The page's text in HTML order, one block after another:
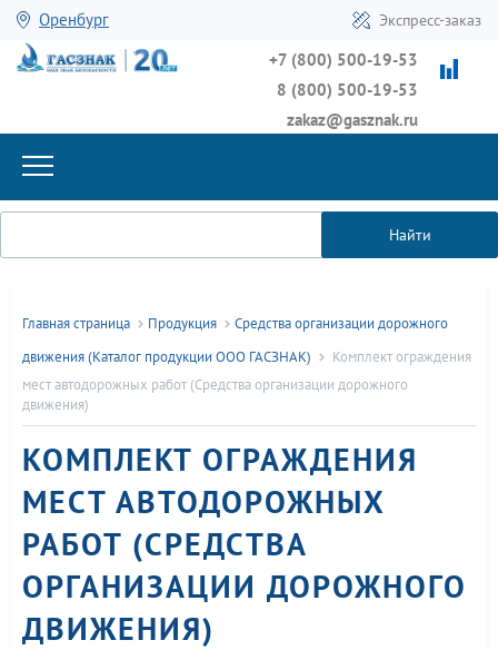
Оренбург Экспресс-заказ
+7 (800) 500-19-53
8 (800) 500-19-53
zakaz@gasznak.ru
Найти
Главная страница Продукция
Средства организации дорожного
движения (Каталог продукции ООО ГАСЗНАК)
Комплект ограждения
мест автодорожных работ (Средства организации дорожного
движения)
КОМПЛЕКТ ОГРАЖДЕНИЯ
МЕСТ АВТОДОРОЖНЫХ
РАБОТ (СРЕДСТВА
ОРГАНИЗАЦИИ ДОРОЖНОГО
ДВИЖЕНИЯ)